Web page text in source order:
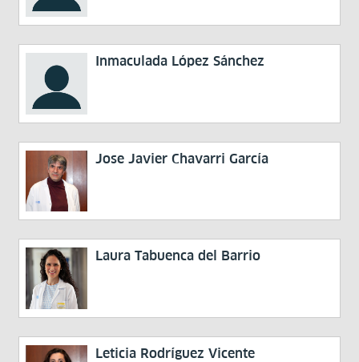
Inmaculada López Sánchez
Jose Javier Chavarri García
Laura Tabuenca del Barrio
Leticia Rodríguez Vicente